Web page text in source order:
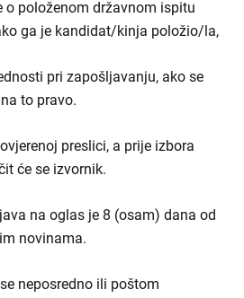
državnom ispitu
ga je kandidat/kinja položio/la,
pri zapošljavanju, ako se
to pravo.
preslici, a prije izbora
će se izvornik.
na oglas je 8 (osam) dana od
novinama.
ili poštom